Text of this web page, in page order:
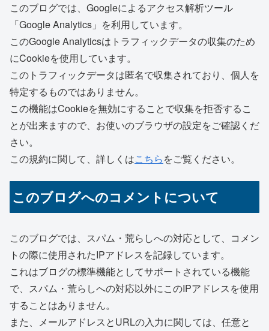
このブログでは、Googleによるアクセス解析ツール
「Google Analytics」を利用しています。
このGoogle Analyticsはトラフィックデータの収集のため
にCookieを使用しています。
このトラフィックデータは匿名で収集されており、個人を
特定するものではありません。
この機能はCookieを無効にすることで収集を拒否するこ
とが出来ますので、お使いのブラウザの設定をご確認くだ
さい。
この規約に関して、詳しくはこちらをご覧ください。
このブログへのコメントについて
このブログでは、スパム・荒らしへの対応として、コメン
トの際に使用されたIPアドレスを記録しています。
これはブログの標準機能としてサポートされている機能
で、スパム・荒らしへの対応以外にこのIPアドレスを使用
することはありません。
また、メールアドレスとURLの入力に関しては、任意と